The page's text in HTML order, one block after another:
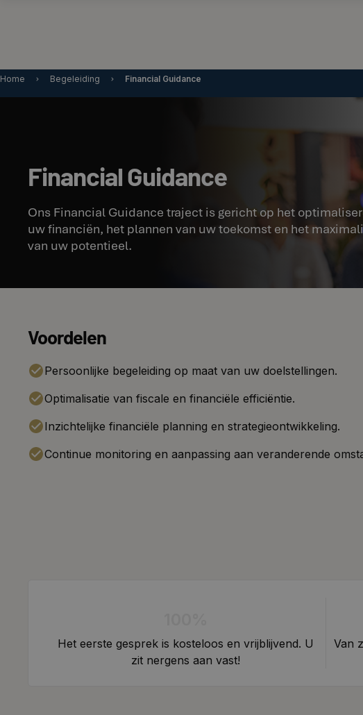
Home Begeleiding Financial Guidance
Financial Guidance
Ons Financial Guidance traject is gericht op het
uw financiën, het plannen van uw toekomst en het
van uw potentieel.
Voordelen
Persoonlijke begeleiding op maat van uw doelstellingen.
Optimalisatie van fiscale en financiële efficiëntie.
Inzichtelijke financiële planning en strategieontwikkeling.
Continue monitoring en aanpassing aan veranderende
Het eerste gesprek is kosteloos en vrijblijvend. U
zit nergens aan vast!
Van